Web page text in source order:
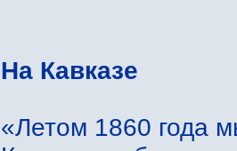
На Кавказе
«Летом 1860 года